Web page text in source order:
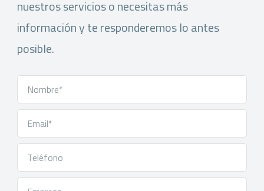
nuestros servicios o necesitas más
información y te responderemos lo antes
posible.